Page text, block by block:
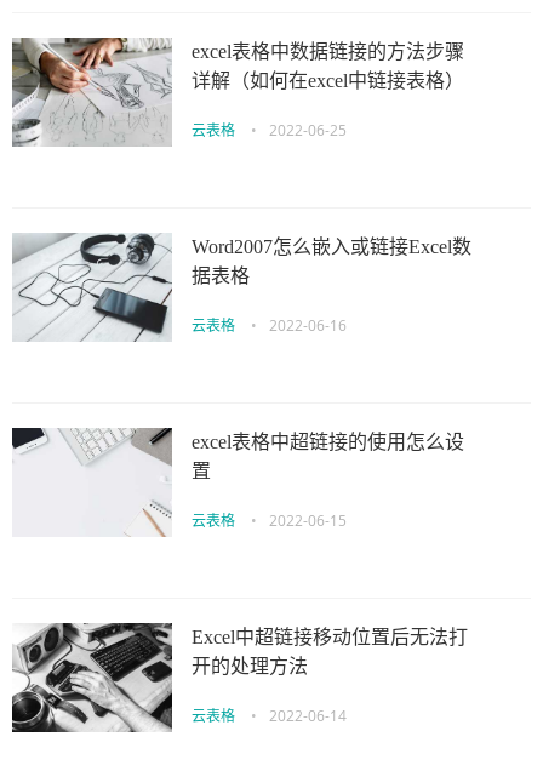
excel表格中数据链接的方法步骤
详解（如何在excel中链接表格）
云表格 • 2022-06-25
Word2007怎么嵌入或链接Excel数
据表格
云表格 • 2022-06-16
excel表格中超链接的使用怎么设
置
云表格 • 2022-06-15
Excel中超链接移动位置后无法打
开的处理方法
云表格 • 2022-06-14